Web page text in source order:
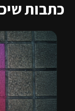
כתבות